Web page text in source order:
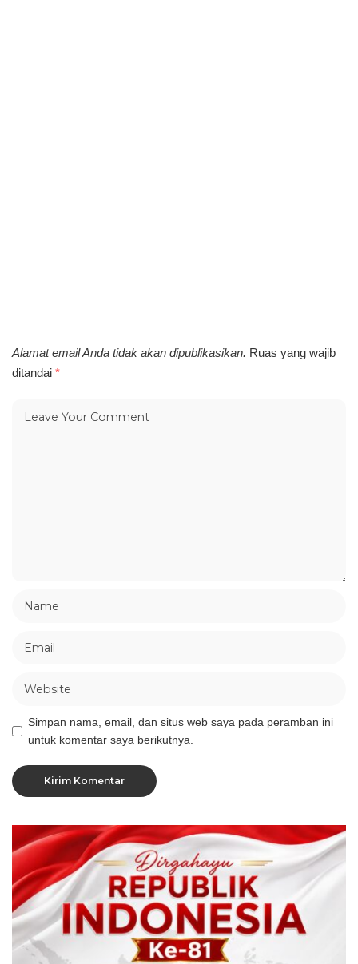
Alamat email Anda tidak akan dipublikasikan. Ruas yang wajib
ditandai *
Simpan nama, email, dan situs web saya pada peramban ini
untuk komentar saya berikutnya.